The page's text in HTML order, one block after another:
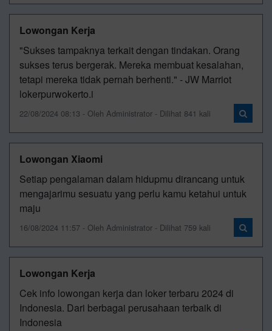
Lowongan Kerja
"Sukses tampaknya terkait dengan tindakan. Orang
sukses terus bergerak. Mereka membuat kesalahan,
tetapi mereka tidak pernah berhenti." - JW Marriot
lokerpurwokerto.i
22/08/2024 08:13 - Oleh Administrator - Dilihat 841 kali
Lowongan Xiaomi
Setiap pengalaman dalam hidupmu dirancang untuk
mengajarimu sesuatu yang perlu kamu ketahui untuk
maju
16/08/2024 11:57 - Oleh Administrator - Dilihat 759 kali
Lowongan Kerja
Cek info lowongan kerja dan loker terbaru 2024 di
Indonesia. Dari berbagai perusahaan terbaik di
Indonesia